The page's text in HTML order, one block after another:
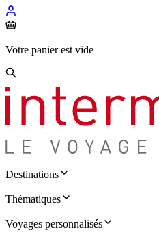
Votre panier est vide
Destinations
Thématiques
Voyages personnalisés